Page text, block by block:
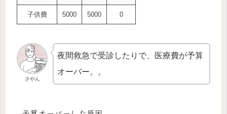
子供費 5000 5000 0
さやん
夜間救急で受診したりで、医療費が予算
オーバー。。